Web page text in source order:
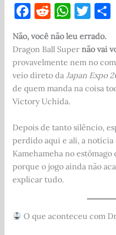
F
c
e
b
o
o
k
R
e
d
di
t
W
at
s
A
p
T
w
it
te
r
S
Não, você não leu errado.
Dragon Ball Super não vai
provavelmente nem no
veio direto da Japan Expo
de quem manda na coisa
Victory Uchida.
Depois de tanto silêncio,
perdido aqui e ali, a notícia
Kamehameha no estômago
porque o jogo ainda não
explicar tudo.
O que aconteceu com